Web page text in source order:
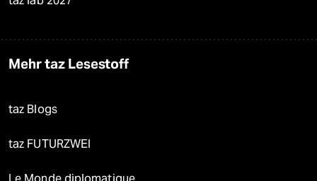
Mehr taz Lesestoff
taz Blogs
taz FUTURZWEI